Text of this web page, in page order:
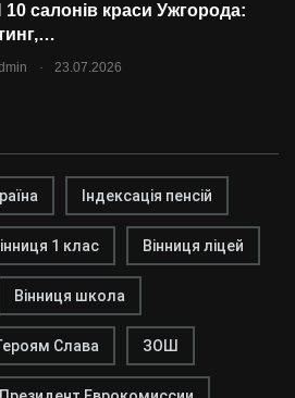
салонів краси Ужгорода:
. 23.07.2026
Індексація пенсій
1 клас Вінниця ліцей
Вінниця школа
Слава ЗОШ